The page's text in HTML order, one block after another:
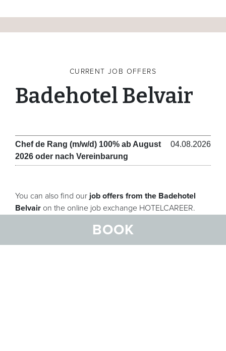
BOOK
CURRENT JOB OFFERS
Badehotel Belvair
04.08.2026
Chef de Rang (m/w/d) 100% ab August
2026 oder nach Vereinbarung
You can also find our job offers from the Badehotel
Belvair on the online job exchange HOTELCAREER.